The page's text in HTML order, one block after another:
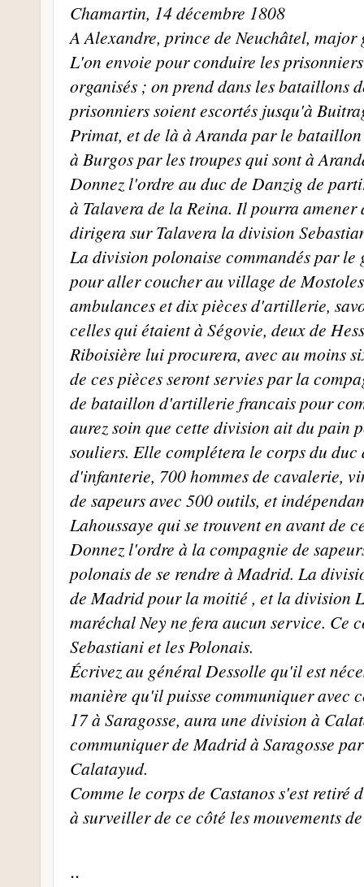
Chamartin, 14 décembre 1808
A Alexandre, prince de Neuchâtel,
L'on envoie pour conduire les
organisés ; on prend dans les bataillons
prisonniers soient escortés jusqu'à
Primat, et de là à Aranda par le
à Burgos par les troupes qui sont à
Donnez l'ordre au duc de Danzig de
à Talavera de la Reina. Il pourra
dirigera sur Talavera la division
La division polonaise commandés par
pour aller coucher au village de
ambulances et dix pièces d'artillerie,
celles qui étaient à Ségovie, deux de
Riboisière lui procurera, avec au moins
de ces pièces seront servies par la
de bataillon d'artillerie francais pour
aurez soin que cette division ait du pain
souliers. Elle complétera le corps du
d'infanterie, 700 hommes de cavalerie,
de sapeurs avec 500 outils, et
Lahoussaye qui se trouvent en avant de
Donnez l'ordre à la compagnie de
polonais de se rendre à Madrid. La
de Madrid pour la moitié , et la division
maréchal Ney ne fera aucun service. Ce
Sebastiani et les Polonais.
Écrivez au général Dessolle qu'il est
manière qu'il puisse communiquer avec
17 à Saragosse, aura une division à
communiquer de Madrid à Saragosse
Calatayud.
Comme le corps de Castanos s'est
à surveiller de ce côté les mouvements
..